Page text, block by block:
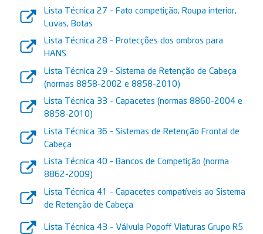
Lista Técnica 27 - Fato competição, Roupa interior,
Luvas, Botas
Lista Técnica 28 - Protecções dos ombros para
HANS
Lista Técnica 29 - Sistema de Retenção de Cabeça
(normas 8858-2002 e 8858-2010)
Lista Técnica 33 - Capacetes (normas 8860-2004 e
8858-2010)
Lista Técnica 36 - Sistemas de Retenção Frontal de
Cabeça
Lista Técnica 40 - Bancos de Competição (norma
8862-2009)
Lista Técnica 41 - Capacetes compatíveis ao Sistema
de Retenção de Cabeça
Lista Técnica 43 - Válvula Popoff Viaturas Grupo R5